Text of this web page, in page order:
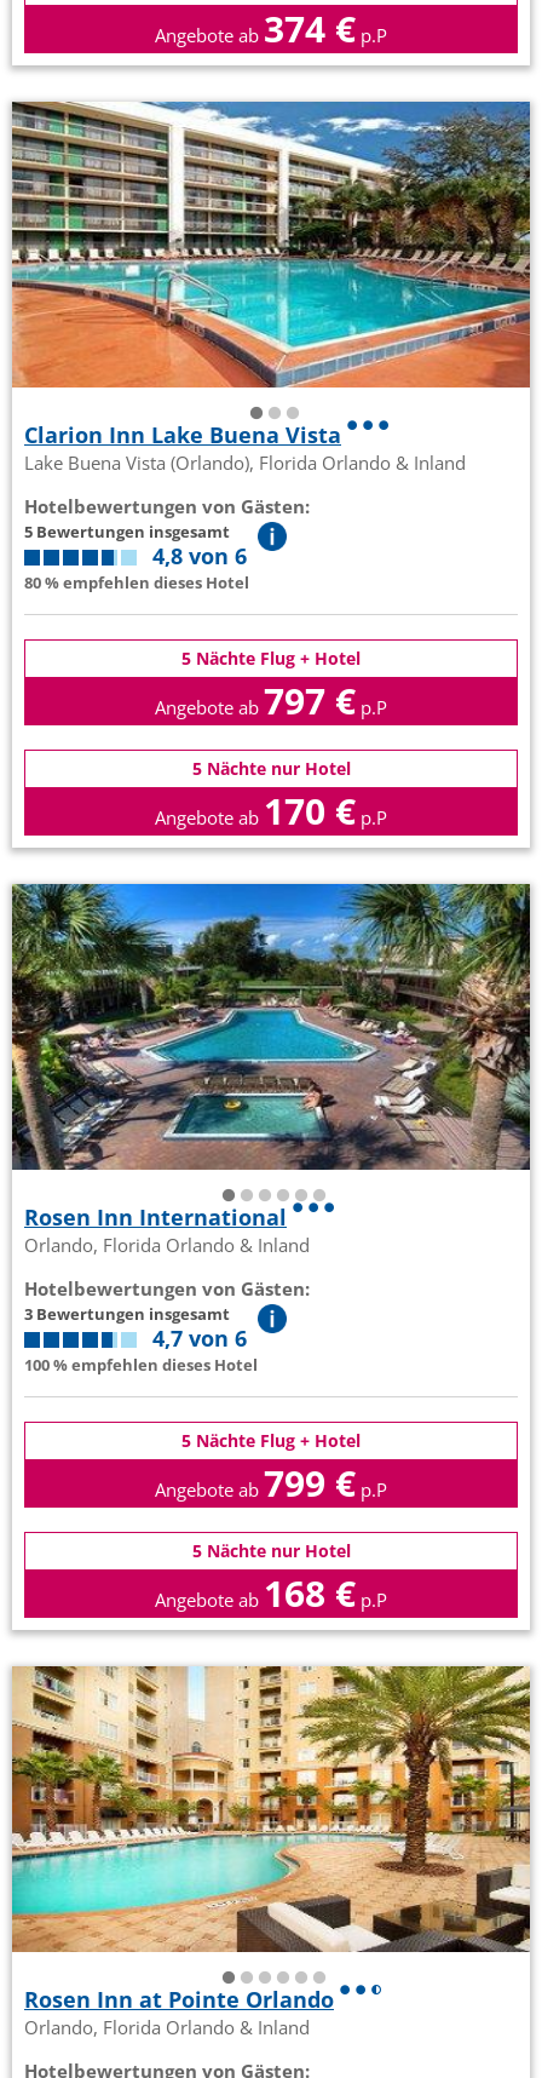
Angebote ab 374 € p.P
Clarion Inn Lake Buena Vista
Lake Buena Vista (Orlando), Florida Orlando & Inland
Hotelbewertungen von Gästen:
5 Bewertungen insgesamt
4,8 von 6
80 % empfehlen dieses Hotel
5 Nächte Flug + Hotel
Angebote ab 797 € p.P
5 Nächte nur Hotel
Angebote ab 170 € p.P
Rosen Inn International
Orlando, Florida Orlando & Inland
Hotelbewertungen von Gästen:
3 Bewertungen insgesamt
4,7 von 6
100 % empfehlen dieses Hotel
5 Nächte Flug + Hotel
Angebote ab 799 € p.P
5 Nächte nur Hotel
Angebote ab 168 € p.P
Rosen Inn at Pointe Orlando
Orlando, Florida Orlando & Inland
Hotelbewertungen von Gästen: